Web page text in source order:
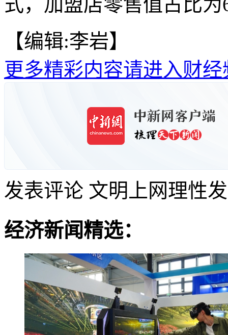
式，加盟店零售值占比为
【编辑:李岩】
更多精彩内容请进入财经
发表评论 文明上网理性
经济新闻精选：